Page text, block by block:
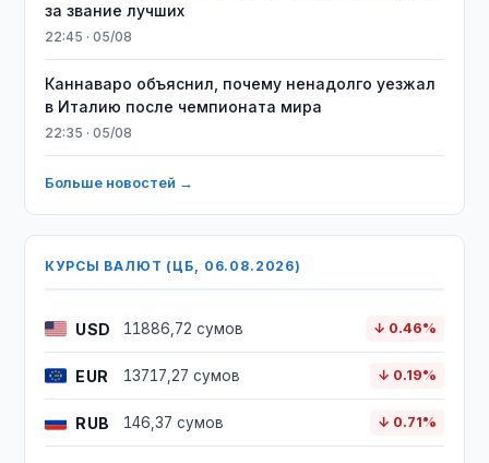
за звание лучших
22:45 · 05/08
Каннаваро объяснил, почему ненадолго уезжал
в Италию после чемпионата мира
22:35 · 05/08
Больше новостей →
КУРСЫ ВАЛЮТ (ЦБ, 06.08.2026)
USD 11886,72 сумов ↓ 0.46%
EUR 13717,27 сумов ↓ 0.19%
RUB 146,37 сумов ↓ 0.71%